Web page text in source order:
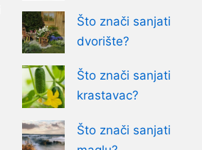
Što znači sanjati
dvorište?
Što znači sanjati
krastavac?
Što znači sanjati